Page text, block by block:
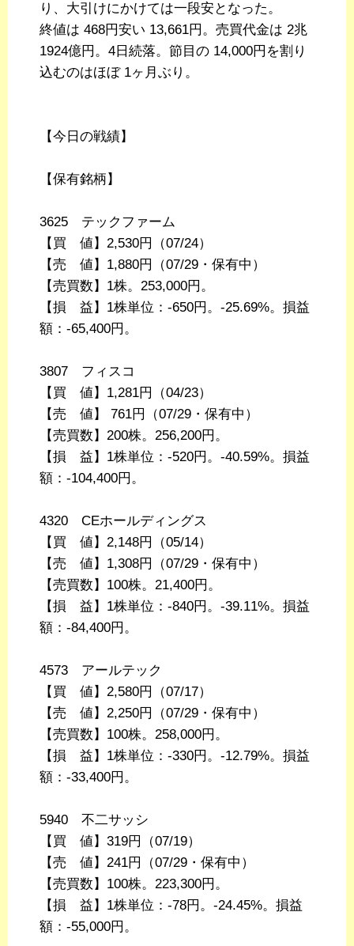
り、大引けにかけては一段安となった。
終値は 468円安い 13,661円。売買代金は 2兆
1924億円。4日続落。節目の 14,000円を割り
込むのはほぼ 1ヶ月ぶり。
【今日の戦績】
【保有銘柄】
3625 テックファーム
【買 値】2,530円（07/24）
【売 値】1,880円（07/29・保有中）
【売買数】1株。253,000円。
【損 益】1株単位：-650円。-25.69%。損益
額：-65,400円。
3807 フィスコ
【買 値】1,281円（04/23）
【売 値】 761円（07/29・保有中）
【売買数】200株。256,200円。
【損 益】1株単位：-520円。-40.59%。損益
額：-104,400円。
4320 CEホールディングス
【買 値】2,148円（05/14）
【売 値】1,308円（07/29・保有中）
【売買数】100株。21,400円。
【損 益】1株単位：-840円。-39.11%。損益
額：-84,400円。
4573 アールテック
【買 値】2,580円（07/17）
【売 値】2,250円（07/29・保有中）
【売買数】100株。258,000円。
【損 益】1株単位：-330円。-12.79%。損益
額：-33,400円。
5940 不二サッシ
【買 値】319円（07/19）
【売 値】241円（07/29・保有中）
【売買数】100株。223,300円。
【損 益】1株単位：-78円。-24.45%。損益
額：-55,000円。